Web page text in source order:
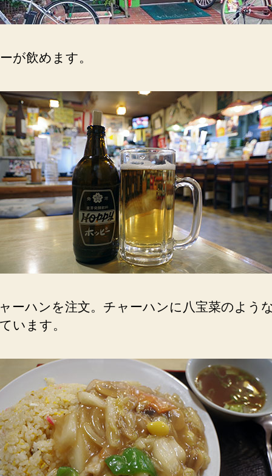
が飲めます。
ーハンを注文。チャーハンに八宝菜のよう
います。